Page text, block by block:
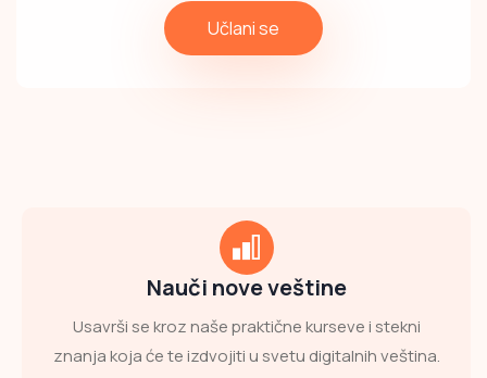
Učlani se
Nauči nove veštine
Usavrši se kroz naše praktične kurseve i stekni
znanja koja će te izdvojiti u svetu digitalnih veština.